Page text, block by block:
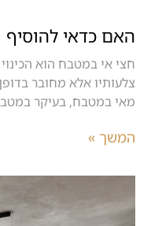
האם כדאי
חצי אי במטבח הוא
צלעותיו אלא מחובר
מאי במטבח, בעיקר
המשך »